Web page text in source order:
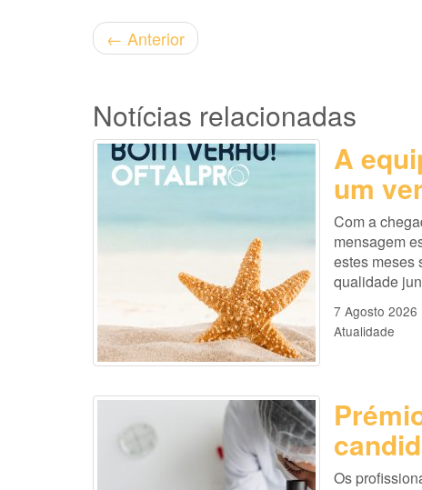
← Anterior
Notícias relacionadas
A
um
Com a
mensagem
estes meses
qualidade
7 Agosto 2026
Atualidade
Os